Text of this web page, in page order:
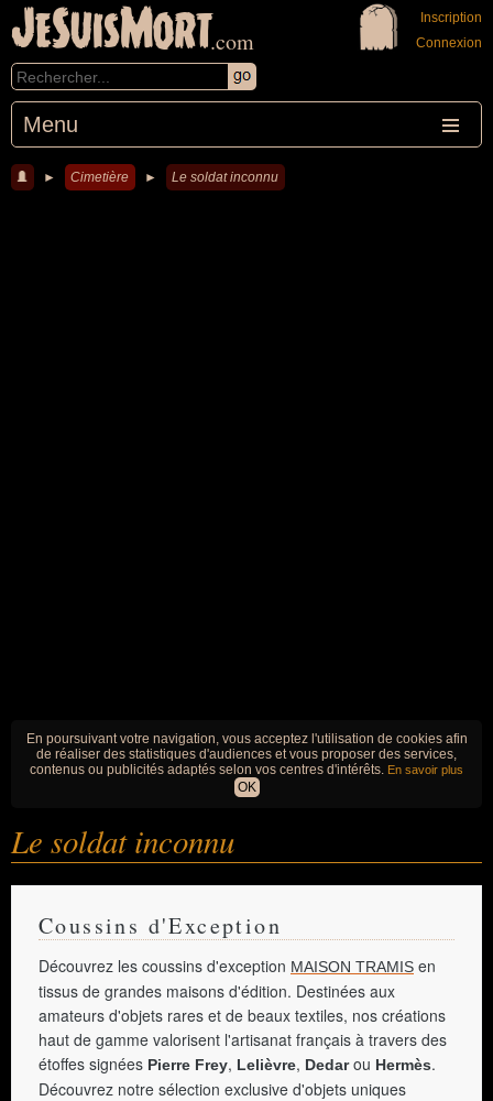
JeSuisMort.com
Menu
Inscription
Connexion
► Cimetière ► Le soldat inconnu
En poursuivant votre navigation, vous acceptez l'utilisation de cookies afin
de réaliser des statistiques d'audiences et vous proposer des services,
contenus ou publicités adaptés selon vos centres d'intérêts. En savoir plus
OK
Le soldat inconnu
Coussins d'Exception
Découvrez les coussins d'exception MAISON TRAMIS en
tissus de grandes maisons d'édition. Destinées aux
amateurs d'objets rares et de beaux textiles, nos créations
haut de gamme valorisent l'artisanat français à travers des
étoffes signées Pierre Frey, Lelièvre, Dedarou Hermès.
Découvrez notre sélection exclusive d'objets uniques